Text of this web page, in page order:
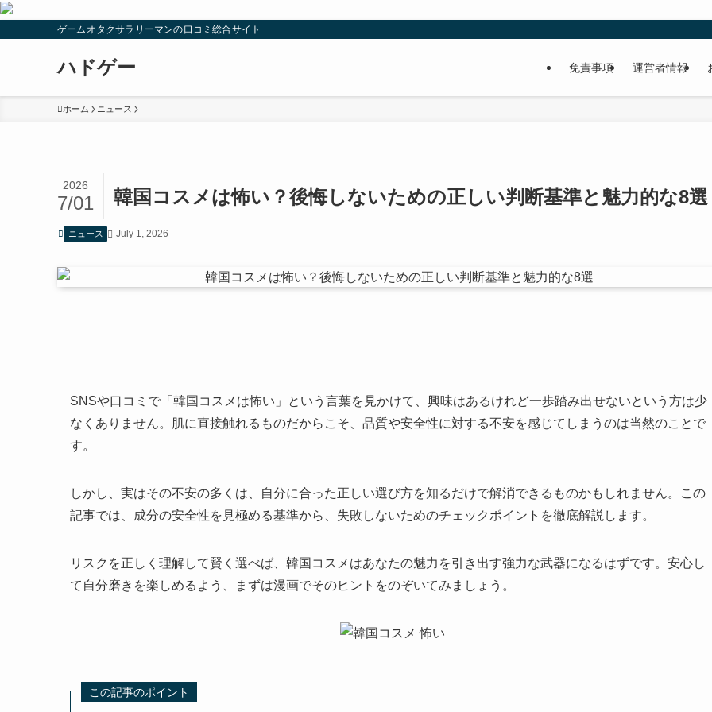
ゲームオタクサラリーマンの口コミ総合サイト
ハドゲー 免責事項 運営者情報
ホーム ニュース
韓国コスメは怖い？後悔しないための正しい判断基準と魅力的な8選
2026
7/01
ニュース July 1, 2026
SNSや口コミで「韓国コスメは怖い」という言葉を見かけて、興味はあるけれど一歩踏み出せないという方は少
なくありません。肌に直接触れるものだからこそ、品質や安全性に対する不安を感じてしまうのは当然のことで
す。
しかし、実はその不安の多くは、自分に合った正しい選び方を知るだけで解消できるものかもしれません。この
記事では、成分の安全性を見極める基準から、失敗しないためのチェックポイントを徹底解説します。
リスクを正しく理解して賢く選べば、韓国コスメはあなたの魅力を引き出す強力な武器になるはずです。安心し
て自分磨きを楽しめるよう、まずは漫画でそのヒントをのぞいてみましょう。
この記事のポイント